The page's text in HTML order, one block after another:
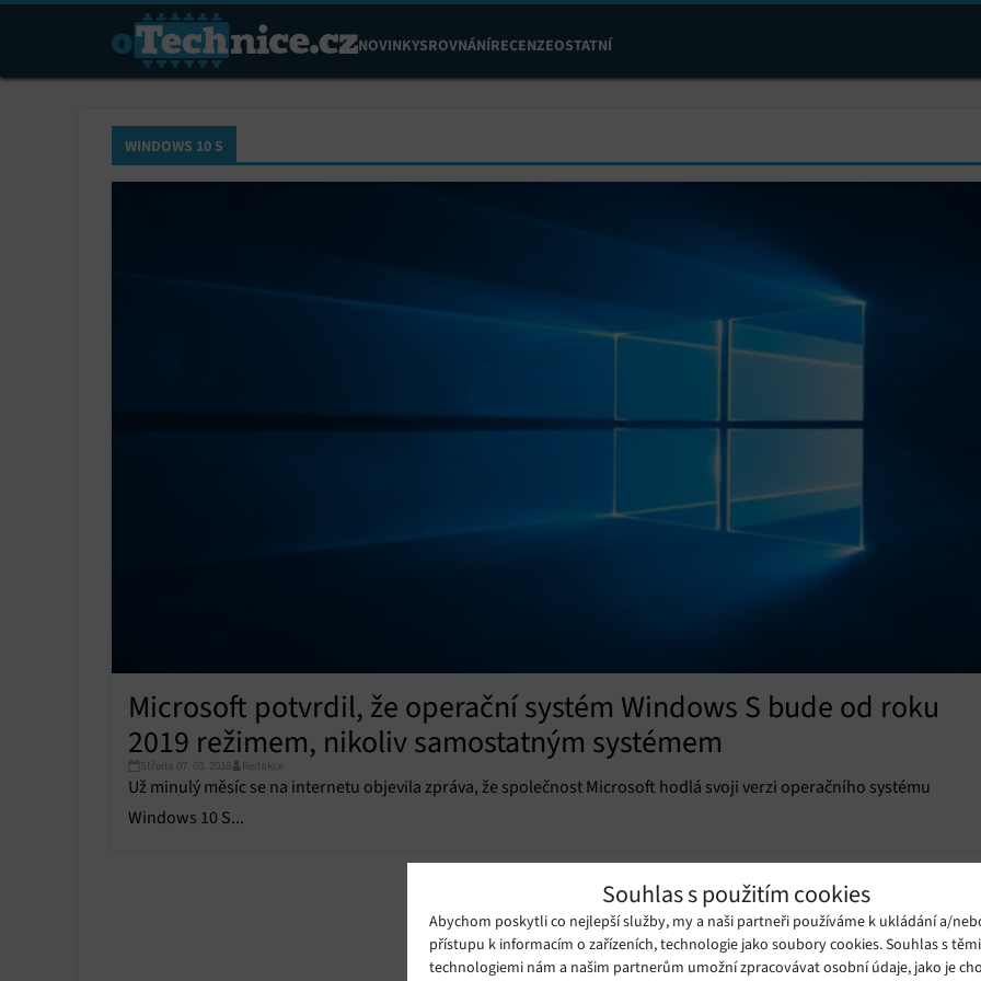
Souhlas s použitím cookies
Abychom poskytli co nejlepší služby, my a naši partneři používáme k ukládání a/
přístupu k informacím o zařízeních, technologie jako soubory cookies. Souhlas s
technologiemi nám a našim partnerům umožní zpracovávat osobní údaje, jako je
NOVINKYSROVNÁNÍRECENZEOSTATNÍ
WINDOWS 10 S
Microsoft potvrdil, že operační systém Windows S bude od roku
2019 režimem, nikoliv samostatným systémem
Středa 07. 03. 2018 Redakce
Už minulý měsíc se na internetu objevila zpráva, že společnost Microsoft hodlá svoji verzi operačního systému
Windows 10 S...